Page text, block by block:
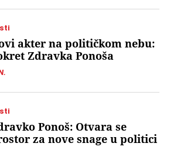
akter na političkom nebu:
Zdravka Ponoša
Ponoš: Otvara se
za nove snage u politici